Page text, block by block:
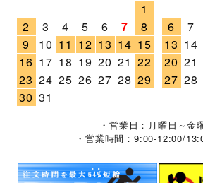
1
2
3 4 5 6 7
8
9
10 11 12 13 14 15
16 17 18 19 20 21 22
23 24 25 26 27 28 29
30 31
6
7
13 14
20 21
27 28
・営業日：月曜日～金
・営業時間：9:00-12:00/